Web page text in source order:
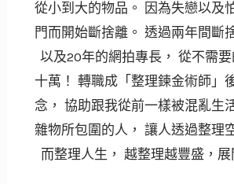
從小到大的物品。 因為失戀以及
門而開始斷捨離。 透過兩年間斷
以及20年的網拍專長， 從不需
十萬！ 轉職成「整理鍊金術師」
念， 協助跟我從前一樣被混亂生
雜物所包圍的人， 讓人透過整理
而整理人生， 越整理越豐盛，展